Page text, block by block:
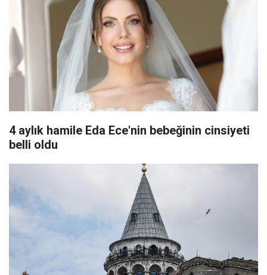
4 aylık hamile Eda Ece'nin bebeğinin cinsiyeti
belli oldu